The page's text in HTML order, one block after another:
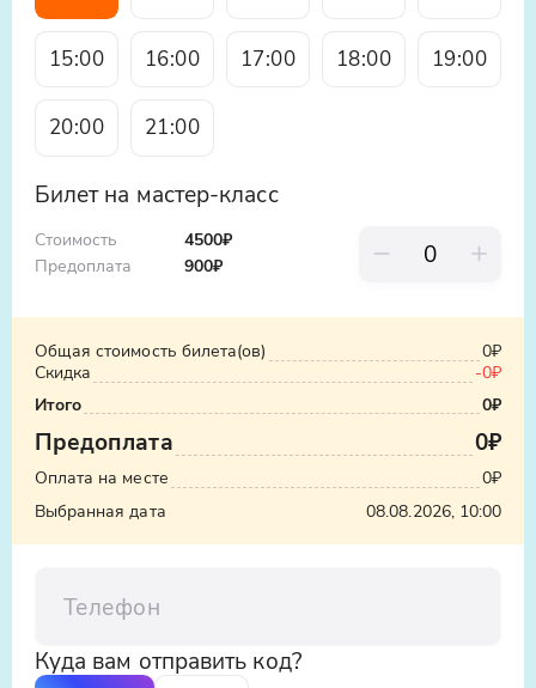
Вы сможете не только научиться готовить,
Присоединяйтесь к нам и откройте для себя
ООО «Яндекс.Такси», ИНН: 7704340310,
15:00 16:00 17:00 18:00 19:00
20:00 21:00
Билет на мастер-класс
Стоимость
Предоплата
4500₽
900₽
Общая стоимость билета(ов)
0₽
Скидка
-0₽
Итого
0₽
Предоплата 0₽
Оплата на месте
0₽
Выбранная дата
08.08.2026, 10:00
Куда вам отправить код?